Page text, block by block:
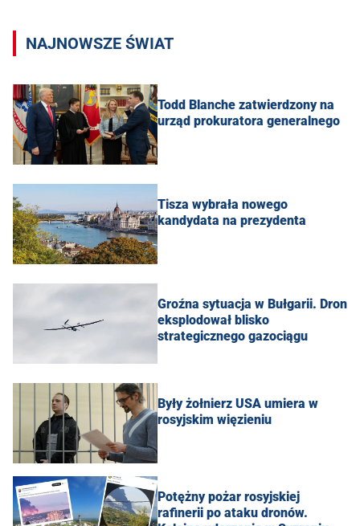
NAJNOWSZE ŚWIAT
Todd Blanche zatwierdzony na
urząd prokuratora generalnego
Tisza wybrała nowego
kandydata na prezydenta
Groźna sytuacja w Bułgarii. Dron
eksplodował blisko
strategicznego gazociągu
Były żołnierz USA umiera w
rosyjskim więzieniu
Potężny pożar rosyjskiej
rafinerii po ataku dronów.